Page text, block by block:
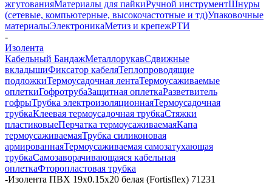
жгутованияМатериалы для пайкиРучной инструментШнуры
(сетевые, компьютерные, высокочастотные и тд)Упаковочные
материалыЭлектроникаМетиз и крепежРТИ
-
Изолента
Кабельный БандажМеталлорукавСдвижные
вкладышиФиксатор кабеляТеплопроводящие
подложкиТермоусадочная лентаТермоусаживаемые
оплеткиГофротрубаЗащитная оплеткаРазветвитель
гофрыТрубка электроизоляционнаяТермоусадочная
трубкаКлеевая термоусадочная трубкаСтяжки
пластиковыеПерчатка термоусаживаемаяКапа
термоусаживаемаяТрубка силиконовая
армированнаяТермоусаживаемая самозатухающая
трубкаСамозаворачивающаяся кабельная
оплеткаФторопластовая трубка
-Изолента ПВХ 19х0.15x20 белая (Fortisflex) 71231